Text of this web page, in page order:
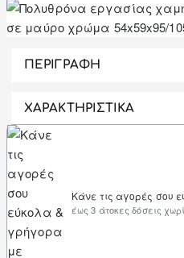
ΠΕΡΙΓΡΑΦΗ
ΧΑΡΑΚΤΗΡΙΣΤΙΚΑ
Κάνε τις αγορές σου
έως 3 άτοκες δόσεις